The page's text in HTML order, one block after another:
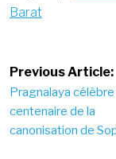
Barat
Post
Previous Article:
Pragnalaya célèbre
centenaire de la
canonisation de